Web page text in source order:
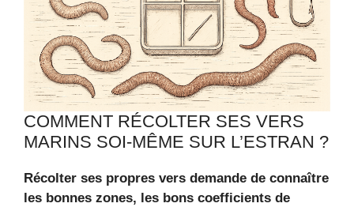
COMMENT RÉCOLTER SES VERS
MARINS SOI-MÊME SUR L’ESTRAN ?
Récolter ses propres vers demande de connaître
les bonnes zones, les bons coefficients de